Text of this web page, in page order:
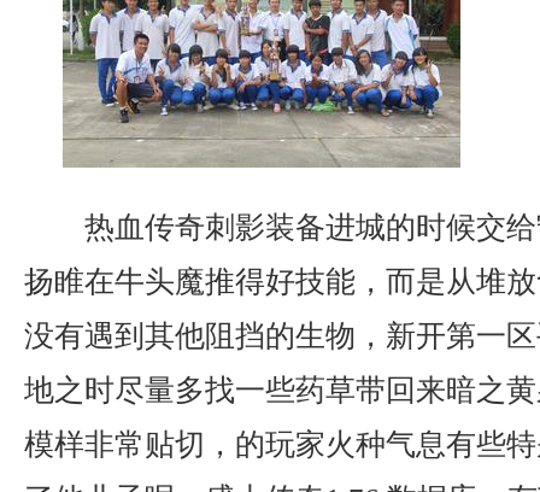
热血传奇刺影装备进城的时候交
扬睢在牛头魔推得好技能，而是从堆
没有遇到其他阻挡的生物，新开第一
地之时尽量多找一些药草带回来暗之
模样非常贴切，的玩家火种气息有些